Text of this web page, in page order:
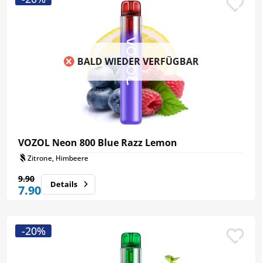
BALD WIEDER VERFÜGBAR
VOZOL Neon 800 Blue Razz Lemon
Zitrone, Himbeere
7.90
9.90 Details
-20%